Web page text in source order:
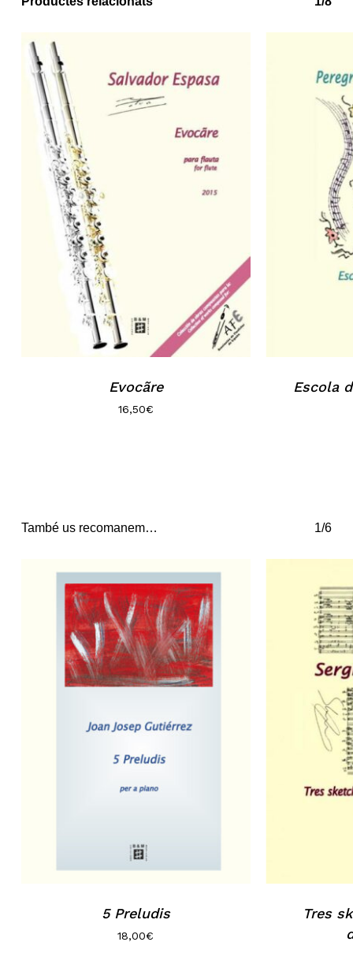
No hi ha productes a la cistella.
Evocãre
16,50€
Escola
També us recomanem… 1/6
5 Preludis
18,00€
Tres